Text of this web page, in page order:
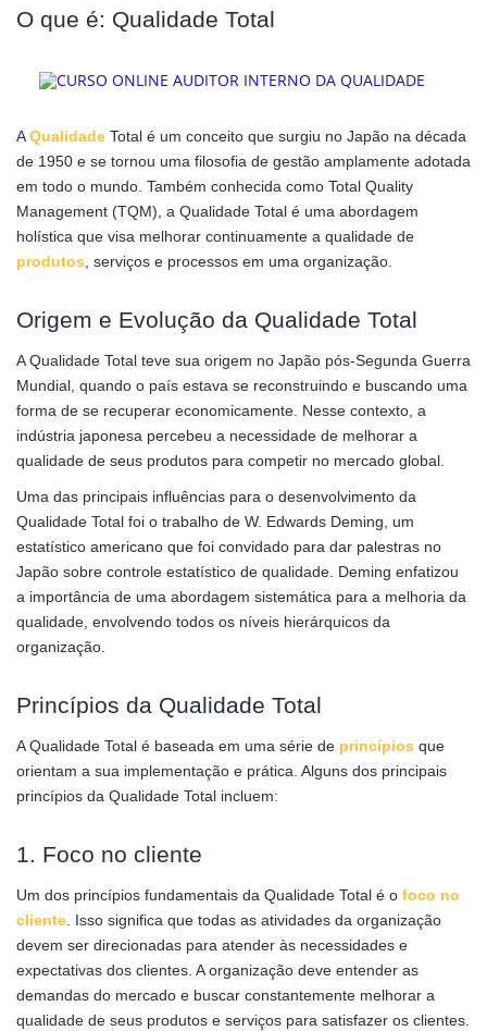
O que é: Qualidade Total
AQualidade Total é um conceito que surgiu no Japão na década
de 1950 e se tornou uma filosofia de gestão amplamente adotada
em todo o mundo. Também conhecida como Total Quality
Management (TQM), a Qualidade Total é uma abordagem
holística que visa melhorar continuamente a qualidade de
produtos , serviços e processos em uma organização.
Origem e Evolução da Qualidade Total
A Qualidade Total teve sua origem no Japão pós-Segunda Guerra
Mundial, quando o país estava se reconstruindo e buscando uma
forma de se recuperar economicamente. Nesse contexto, a
indústria japonesa percebeu a necessidade de melhorar a
qualidade de seus produtos para competir no mercado global.
Uma das principais influências para o desenvolvimento da
Qualidade Total foi o trabalho de W. Edwards Deming, um
estatístico americano que foi convidado para dar palestras no
Japão sobre controle estatístico de qualidade. Deming enfatizou
a importância de uma abordagem sistemática para a melhoria da
qualidade, envolvendo todos os níveis hierárquicos da
organização.
Princípios da Qualidade Total
A Qualidade Total é baseada em uma série de princípios que
orientam a sua implementação e prática. Alguns dos principais
princípios da Qualidade Total incluem:
1. Foco no cliente
Um dos princípios fundamentais da Qualidade Total é o foco no
cliente . Isso significa que todas as atividades da organização
devem ser direcionadas para atender às necessidades e
expectativas dos clientes. A organização deve entender as
demandas do mercado e buscar constantemente melhorar a
qualidade de seus produtos e serviços para satisfazer os clientes.